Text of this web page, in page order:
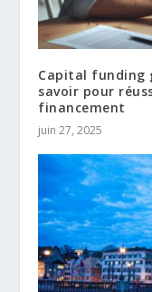
Capital funding
savoir pour
financement
juin 27, 2025